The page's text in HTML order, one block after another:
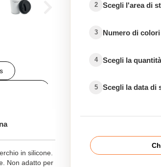
in silicone.
Non adatto per
2 Scegli l'area di
3 Numero di
4 Scegli la quantità
5 Scegli la data di